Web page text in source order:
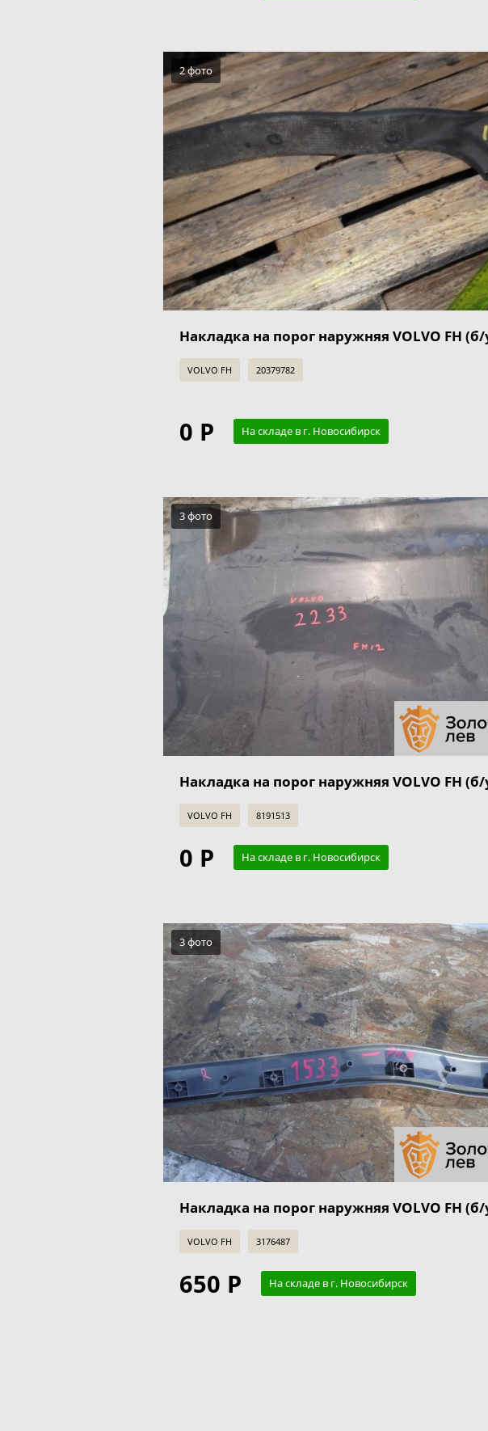
2 фото
Накладка на порог наружняя VOLVO FH (б/
VOLVO FH 20379782
0 Р На складе в г. Новосибирск
3 фото
Накладка на порог наружняя VOLVO FH (б/
VOLVO FH 8191513
0 Р На складе в г. Новосибирск
3 фото
Накладка на порог наружняя VOLVO FH (б/
VOLVO FH 3176487
650 Р На складе в г. Новосибирск